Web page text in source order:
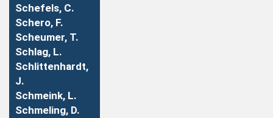
Schefels, C.
Schero, F.
Scheumer, T.
Schlag, L.
Schlittenhardt,
J.
Schmeink, L.
Schmeling, D.